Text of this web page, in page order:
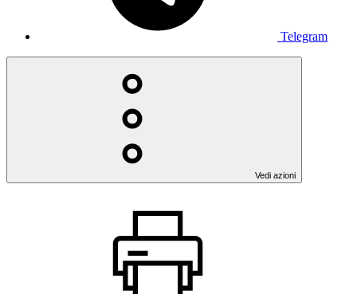
Telegram
Vedi azioni